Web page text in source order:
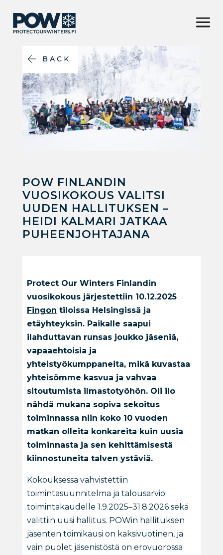
BACK
POW FINLANDIN
VUOSIKOKOUS VALITSI
UUDEN HALLITUKSEN –
HEIDI KALMARI JATKAA
PUHEENJOHTAJANA
Protect Our Winters Finlandin
vuosikokous järjestettiin 10.12.2025
Fingon tiloissa Helsingissä ja
etäyhteyksin. Paikalle saapui
ilahduttavan runsas joukko jäseniä,
vapaaehtoisia ja
yhteistyökumppaneita, mikä kuvastaa
yhteisömme kasvua ja vahvaa
sitoutumista ilmastotyöhön. Oli ilo
nähdä mukana sopiva sekoitus
toiminnassa niin koko 10 vuoden
matkan olleita konkareita kuin uusia
toiminnasta ja sen kehittämisestä
kiinnostuneita talven ystäviä.
Kokouksessa vahvistettiin
toimintasuunnitelma ja talousarvio
toimintakaudelle 1.9.2025–31.8.2026 sekä
valittiin uusi hallitus. POWin hallituksen
jäsenten toimikausi on kaksivuotinen, ja
vain puolet jäsenistöstä on erovuorossa